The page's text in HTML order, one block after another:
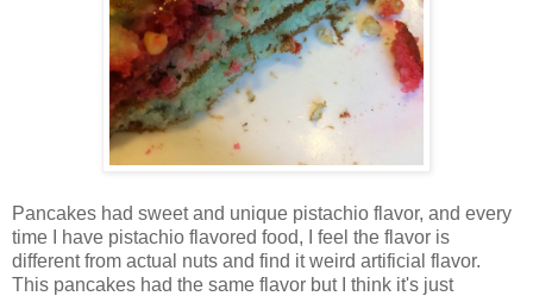
Pancakes had sweet and unique pistachio flavor, and every
time I have pistachio flavored food, I feel the flavor is
different from actual nuts and find it weird artificial flavor.
This pancakes had the same flavor but I think it's just